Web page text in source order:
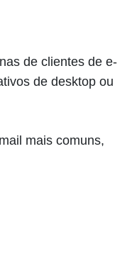
de clientes de e-
de desktop ou
mais comuns,